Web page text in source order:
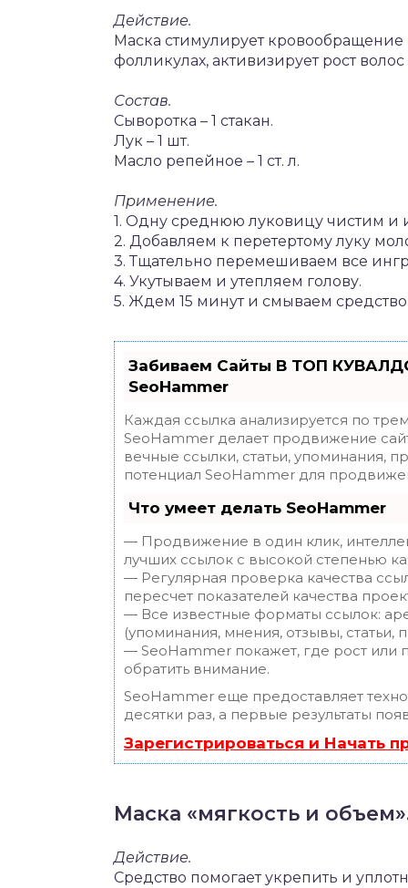
Действие.
Маска стимулирует
фолликулах, активизирует рост
Состав.
Сыворотка – 1 стакан.
Лук – 1 шт.
Масло репейное – 1 ст. л.
Применение.
1. Одну среднюю луковицу чистим и
2. Добавляем к перетертому луку
3. Тщательно перемешиваем все
4. Укутываем и утепляем голову.
5. Ждем 15 минут и смываем
Забиваем Сайты В ТОП
SeoHammer
Каждая ссылка анализируется по
SeoHammer делает продвижение
вечные ссылки, статьи, упоминания,
потенциал SeoHammer для
Что умеет делать SeoHammer
— Продвижение в один клик,
лучших ссылок с высокой степенью
— Регулярная проверка качества
пересчет показателей качества
— Все известные форматы ссылок:
(упоминания, мнения, отзывы, статьи,
— SeoHammer покажет, где рост или
обратить внимание.
SeoHammer еще предоставляет
десятки раз, а первые результаты
Зарегистрироваться и Начать
Маска «мягкость и
Действие.
Средство помогает укрепить и